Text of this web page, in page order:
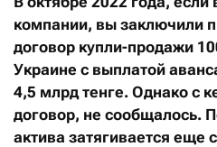
компании, вы заключили
договор купли-продажи
Украине с выплатой
4,5 млрд тенге. Однако с
договор, не сообщалось.
актива затягивается еще